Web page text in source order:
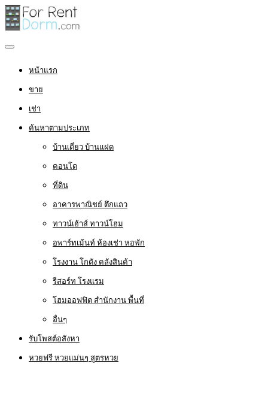
หน้าแรก
ขาย
เช่า
ค้นหาตามประเภท
บ้านเดี่ยว บ้านแฝด
คอนโด
ที่ดิน
อาคารพาณิชย์ ตึกแถว
ทาวน์เฮ้าส์ ทาวน์โฮม
อพาร์ทเม้นท์ ห้องเช่า หอพัก
โรงงาน โกดัง คลังสินค้า
รีสอร์ท โรงแรม
โฮมออฟฟิต สำนักงาน พื้นที่
อื่นๆ
รับโพสต์อสังหา
หวยฟรี หวยแม่นๆ สูตรหวย